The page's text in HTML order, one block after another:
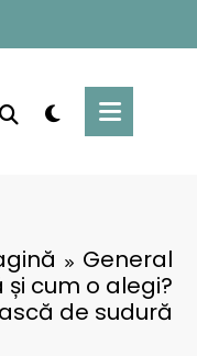
General
cum o alegi?
de sudură